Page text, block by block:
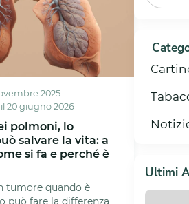
2025
20 giugno 2026
polmoni, lo
salvare la vita: a
si fa e perché è
tumore quando è
può fare la differenza
Ultimi